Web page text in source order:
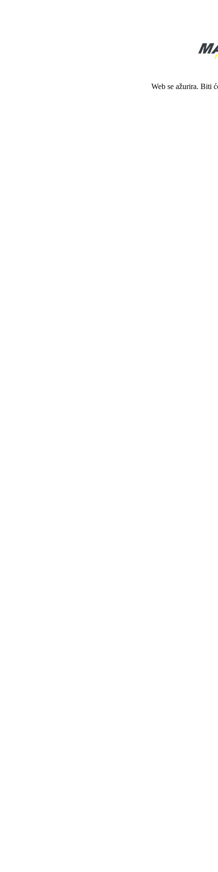
Web se ažurira. Biti